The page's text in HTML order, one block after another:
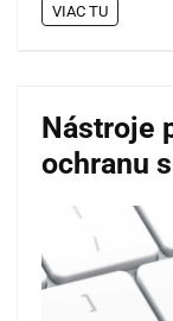
VIAC TU
Nástroje
ochranu